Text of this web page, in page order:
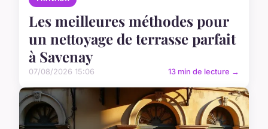
Les meilleures méthodes pour
un nettoyage de terrasse parfait
à Savenay
07/08/2026 15:06 13 min de lecture →